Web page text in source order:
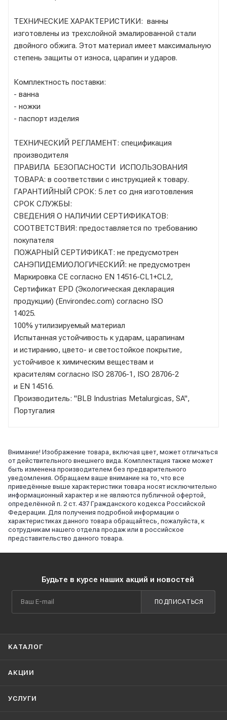
ТЕХНИЧЕСКИЕ ХАРАКТЕРИСТИКИ: ванны
изготовлены из трехслойной эмалированной стали
двойного обжига. Этот материал имеет максимальную
степень защиты от износа, царапин и ударов.
Комплектность поставки:
- ванна
- ножки
- паспорт изделия
ТЕХНИЧЕСКИЙ РЕГЛАМЕНТ: спецификация
производителя
ПРАВИЛА БЕЗОПАСНОСТИ ИСПОЛЬЗОВАНИЯ
ТОВАРА: в соответствии с инструкцией к товару.
ГАРАНТИЙНЫЙ СРОК: 5 лет со дня изготовления
СРОК СЛУЖБЫ:
СВЕДЕНИЯ О НАЛИЧИИ СЕРТИФИКАТОВ:
СООТВЕТСТВИЯ: предоставляется по требованию
покупателя
ПОЖАРНЫЙ СЕРТИФИКАТ: не предусмотрен
САНЭПИДЕМИОЛОГИЧЕСКИЙ: не предусмотрен
Маркировка CE согласно EN 14516-CL1+CL2,
Сертификат EPD (Экологическая декларация
продукции) (Environdec.com) согласно ISO
14025.
100% утилизируемый материал
Испытанная устойчивость к ударам, царапинам
и истиранию, цвето- и светостойкое покрытие,
устойчивое к химическим веществам и
красителям согласно ISO 28706-1, ISO 28706-2
и EN 14516.
Производитель: "BLB Industrias Metalurgicas, SA",
Португалия
Внимание! Изображение товара, включая цвет, может отличаться
от действительного внешнего вида. Комплектация также может
быть изменена производителем без предварительного
уведомления. Обращаем ваше внимание на то, что все
приведённые выше характеристики товара носят исключительно
информационный характер и не являются публичной офертой,
определённой п. 2 ст. 437 Гражданского кодекса Российской
Федерации. Для получения подробной информации о
характеристиках данного товара обращайтесь, пожалуйста, к
сотрудникам нашего отдела продаж или в российское
представительство данного товара.
Будьте в курсе наших акций и новостей
ПОДПИСАТЬСЯ
КАТАЛОГ
АКЦИИ
УСЛУГИ